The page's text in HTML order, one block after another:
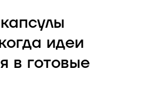
идеи
в готовые